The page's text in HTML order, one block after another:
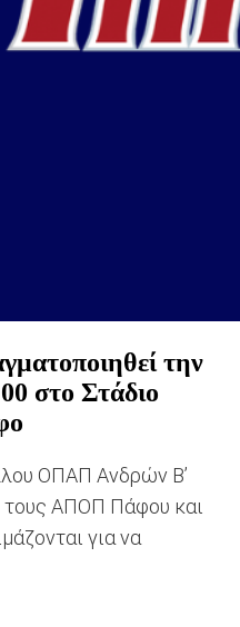
την
στο Στάδιο
ΟΠΑΠ Ανδρών Β’
τους ΑΠΟΠ Πάφου και
για να